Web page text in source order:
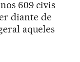
609 civis
diante de
aqueles